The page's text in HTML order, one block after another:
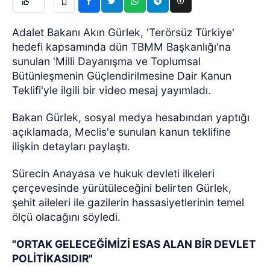
Adalet Bakanı Akın Gürlek, 'Terörsüz Türkiye'
hedefi kapsamında dün TBMM Başkanlığı'na
sunulan 'Milli Dayanışma ve Toplumsal
Bütünleşmenin Güçlendirilmesine Dair Kanun
Teklifi'yle ilgili bir video mesaj yayımladı.
Bakan Gürlek, sosyal medya hesabından yaptığı
açıklamada, Meclis'e sunulan kanun teklifine
ilişkin detayları paylaştı.
Sürecin Anayasa ve hukuk devleti ilkeleri
çerçevesinde yürütüleceğini belirten Gürlek,
şehit aileleri ile gazilerin hassasiyetlerinin temel
ölçü olacağını söyledi.
"ORTAK GELECEĞİMİZİ ESAS ALAN BİR DEVLET
POLİTİKASIDIR"